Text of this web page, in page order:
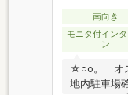
南向き
モニタ付イン
ン
☆○o。 オ
地内駐車場